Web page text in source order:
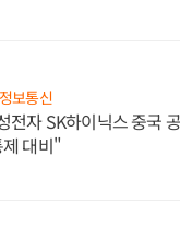
보통신
전자 SK하이닉스 중국
대비"